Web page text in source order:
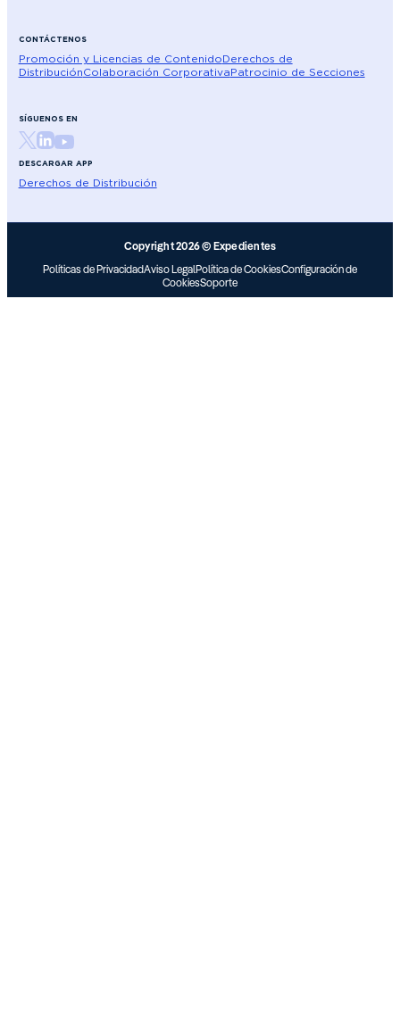
CONTÁCTENOS
Promoción y Licencias de ContenidoDerechos de
DistribuciónColaboración CorporativaPatrocinio de Secciones
SÍGUENOS EN
DESCARGAR APP
Derechos de Distribución
Copyright 2026 © Expedientes
Políticas de PrivacidadAviso LegalPolítica de CookiesConfiguración de
CookiesSoporte